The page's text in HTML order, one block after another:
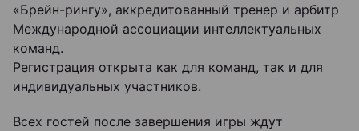
«Брейн-рингу», аккредитованный тренер и арбитр
Международной ассоциации интеллектуальных
команд.
Регистрация открыта как для команд, так и для
индивидуальных участников.
Всех гостей после завершения игры ждут